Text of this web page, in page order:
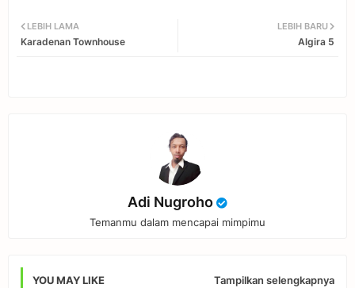
LEBIH BARU
Algira 5
LEBIH LAMA
Karadenan Townhouse
Adi Nugroho
Temanmu dalam mencapai mimpimu
YOU MAY LIKE Tampilkan selengkapnya